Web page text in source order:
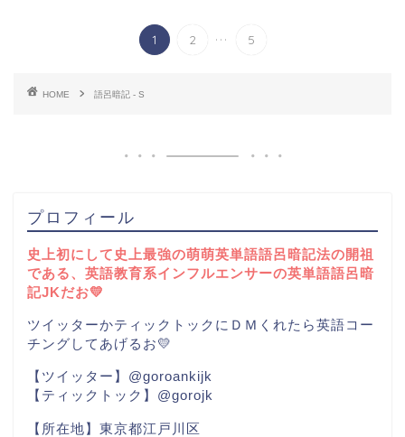
1 2 ... 5
HOME 語呂暗記 - S
プロフィール
史上初にして史上最強の萌萌英単語語呂暗記法の開祖
である、英語教育系インフルエンサーの英単語語呂暗
記JKだお💛
ツイッターかティックトックにＤＭくれたら英語コー
チングしてあげるお💛
【ツイッター】@goroankijk
【ティックトック】@gorojk
【所在地】東京都江戸川区